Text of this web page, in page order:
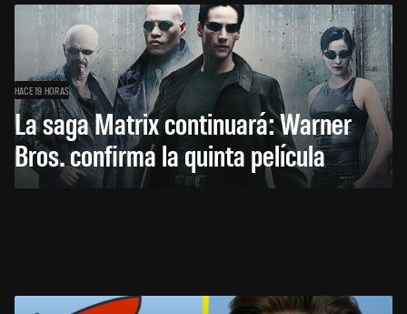
HACE 19 HORAS
La saga Matrix continuará: Warner
Bros. confirma la quinta película